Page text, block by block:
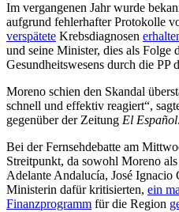
Im vergangenen Jahr wurde
aufgrund fehlerhafter Protokolle
verspätete Krebsdiagnosen
und seine Minister, dies als Folge
Gesundheitswesens durch die PP
Moreno schien den Skandal
schnell und effektiv reagiert“,
gegenüber der Zeitung El Español.
Bei der Fernsehdebatte am
Streitpunkt, da sowohl Moreno
Adelante Andalucía, José Ignacio
Ministerin dafür kritisierten, ein
Finanzprogramm für die Region